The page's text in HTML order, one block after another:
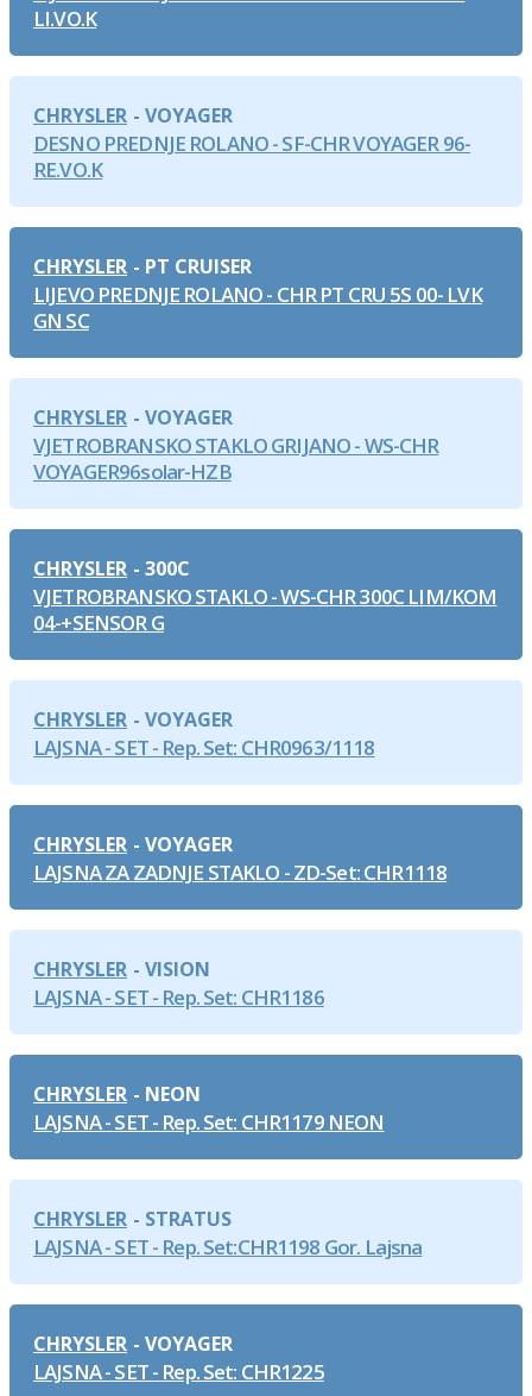
LI.VO.K
CHRYSLER
DESNO PREDNJE ROLANO - SF-CHR VOYAGER 96-
RE.VO.K
VOYAGER
CHRYSLER
LIJEVO PREDNJE ROLANO - CHR PT CRU 5S 00- LVK
GN SC
PT CRUISER
CHRYSLER
VJETROBRANSKO STAKLO GRIJANO - WS-CHR
VOYAGER96solar-HZB
VOYAGER
CHRYSLER
VJETROBRANSKO STAKLO - WS-CHR 300C LIM/KOM
04-+SENSOR G
300C
CHRYSLER
LAJSNA - SET - Rep. Set: CHR0963/1118
VOYAGER
CHRYSLER
LAJSNA ZA ZADNJE STAKLO - ZD-Set: CHR1118
VOYAGER
CHRYSLER
LAJSNA - SET - Rep. Set: CHR1186
VISION
CHRYSLER
LAJSNA - SET - Rep. Set: CHR1179 NEON
NEON
CHRYSLER
LAJSNA - SET - Rep. Set:CHR1198 Gor. Lajsna
STRATUS
CHRYSLER
LAJSNA - SET - Rep. Set: CHR1225
VOYAGER